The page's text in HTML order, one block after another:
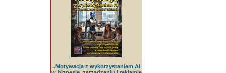
..Motywacja z wykorzystaniem AI